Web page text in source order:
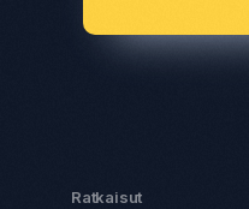
Ratkaisut